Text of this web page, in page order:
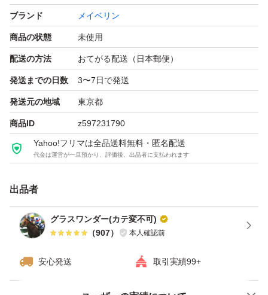
▼▼▼▼▼
メイベリン ニューヨークのSPステイ クリームパクト フ
ァンデーションです。
MORHPING CREAMPACT BALM TO CREAMと記載され
ており、バームからクリームに変化するタイプのファンデ
ーションです。
【ブランド】メイベリン ニューヨーク
【商品名】SPステイ クリームパクト ファンデーション
【商品の状態】未使用
よろしくお願いいたします。
ブランド メイベリン
商品の状態 未使用
配送の方法 おてがる配送（日本郵便）
発送までの日数 3〜7日で発送
発送元の地域 東京都
商品ID z597231790
Yahoo!フリマは全品送料無料・匿名配送
代金は運営が一旦預かり、評価後、出品者に支払われます
出品者
グラスワンダー(カテ変不可)
（907） 本人確認前
安心発送 取引実績99+